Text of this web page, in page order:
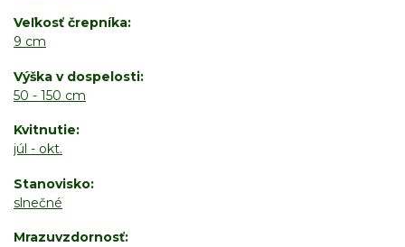
Veľkosť črepníka
9 cm
Výška v dospelosti
50 - 150 cm
Kvitnutie
júl - okt.
Stanovisko
slnečné
Mrazuvzdornosť